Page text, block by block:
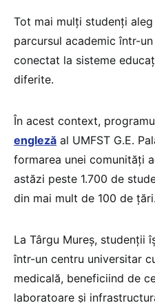
Tot mai mulți studenți
parcursul academic într-
conectat la sisteme
diferite.
În acest context,
engleză al UMFST G.E.
formarea unei comunități
astăzi peste 1.700 de
din mai mult de 100 de țări.
La Târgu Mureș, studenții
într-un centru universitar
medicală, beneficiind de
laboratoare și